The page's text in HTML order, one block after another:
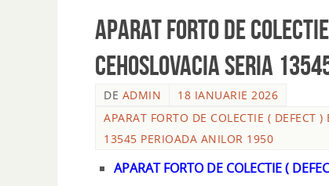
APARAT FORTO DE
CEHOSLOVACIA SERIA
DE ADMIN
18 IANUARIE 2026
APARAT FORTO DE COLECTIE ( DEFECT
13545 PERIOADA ANILOR 1950
APARAT FORTO DE COLECTIE (